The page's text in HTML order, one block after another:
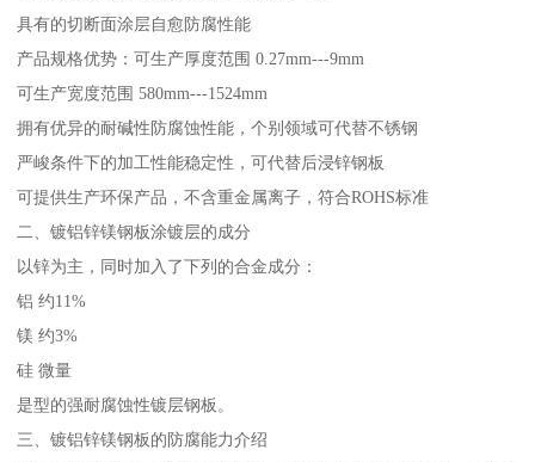
具有的切断面涂层自愈防腐性能
产品规格优势：可生产厚度范围 0.27mm---9mm
可生产宽度范围 580mm---1524mm
拥有优异的耐碱性防腐蚀性能，个别领域可代替不锈钢
严峻条件下的加工性能稳定性，可代替后浸锌钢板
可提供生产环保产品，不含重金属离子，符合ROHS标准
二、镀铝锌镁钢板涂镀层的成分
以锌为主，同时加入了下列的合金成分：
铝 约11%
镁 约3%
硅 微量
是型的强耐腐蚀性镀层钢板。
三、镀铝锌镁钢板的防腐能力介绍